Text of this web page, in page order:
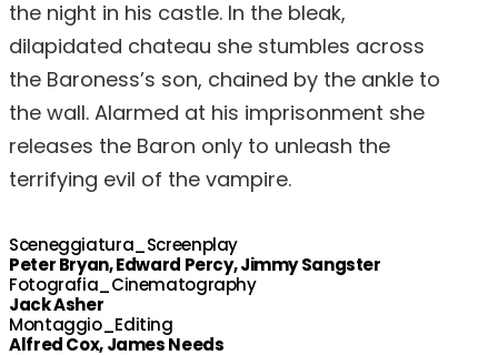
the night in his castle. In the bleak,
dilapidated chateau she stumbles across
the Baroness’s son, chained by the ankle to
the wall. Alarmed at his imprisonment she
releases the Baron only to unleash the
terrifying evil of the vampire.
Sceneggiatura_Screenplay
Peter Bryan, Edward Percy, Jimmy Sangster
Fotografia_Cinematography
Jack Asher
Montaggio_Editing
Alfred Cox, James Needs